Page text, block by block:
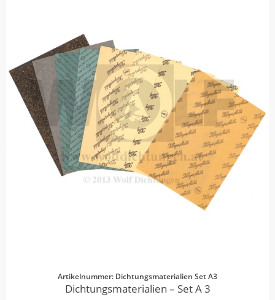
Artikelnummer: Dichtungsmaterialien Set A3
Dichtungsmaterialien – Set A 3